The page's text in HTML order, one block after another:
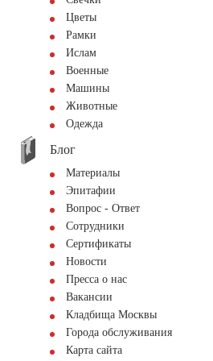
Цветы
Рамки
Ислам
Военные
Машины
Животные
Одежда
Блог
Материалы
Эпитафии
Вопрос - Ответ
Сотрудники
Сертификаты
Новости
Пресса о нас
Вакансии
Кладбища Москвы
Города обслуживания
Карта сайта